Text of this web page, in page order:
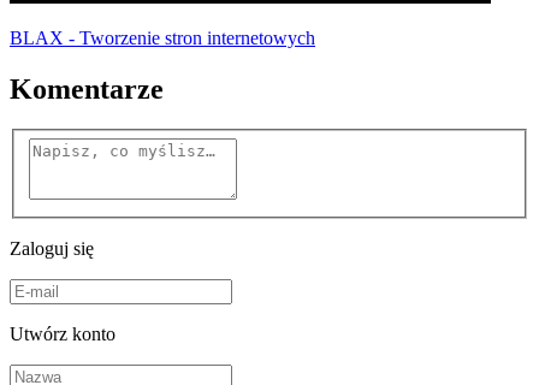
BLAX - Tworzenie stron internetowych
Komentarze
Zaloguj się
Utwórz konto